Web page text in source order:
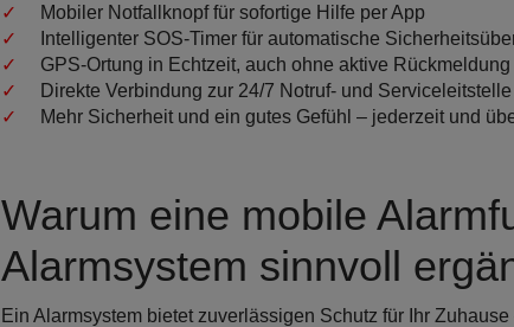
Mobiler Notfallknopf für sofortige Hilfe per App
Intelligenter SOS-Timer für automatische
GPS-Ortung in Echtzeit, auch ohne aktive Rückmeldung
Direkte Verbindung zur 24/7 Notruf- und Serviceleitstelle
Mehr Sicherheit und ein gutes Gefühl – jederzeit und
Warum eine mobile
Alarmsystem sinnvoll
Ein Alarmsystem bietet zuverlässigen Schutz für Ihr Zuhause